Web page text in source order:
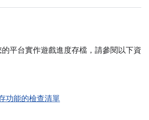
平台實作遊戲進度存檔，請參閱以下資
功能的檢查清單